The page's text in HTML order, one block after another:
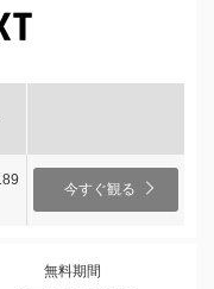
今すぐ観る
無料期間